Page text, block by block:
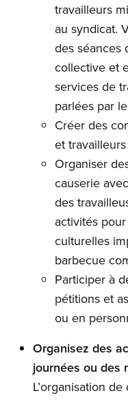
travailleurs
au syndicat.
des séances
collective et
services de
parlées par
Créer des
et
Organiser
causerie
des
activités
culturelles
barbecue
Participer à
pétitions et
ou en
Organisez des
journées ou des
L’organisation